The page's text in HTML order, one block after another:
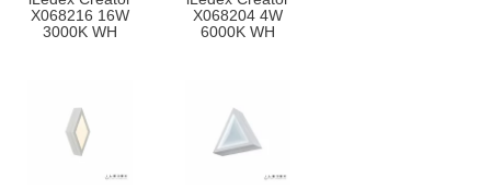
X068216 16W
3000K WH
X068204 4W
6000K WH